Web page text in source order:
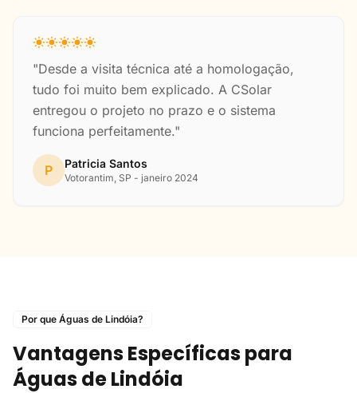
"Desde a visita técnica até a homologação,
tudo foi muito bem explicado. A CSolar
entregou o projeto no prazo e o sistema
funciona perfeitamente."
P Patricia Santos
Votorantim, SP - janeiro 2024
Por que Águas de Lindóia?
Vantagens Específicas para
Águas de Lindóia